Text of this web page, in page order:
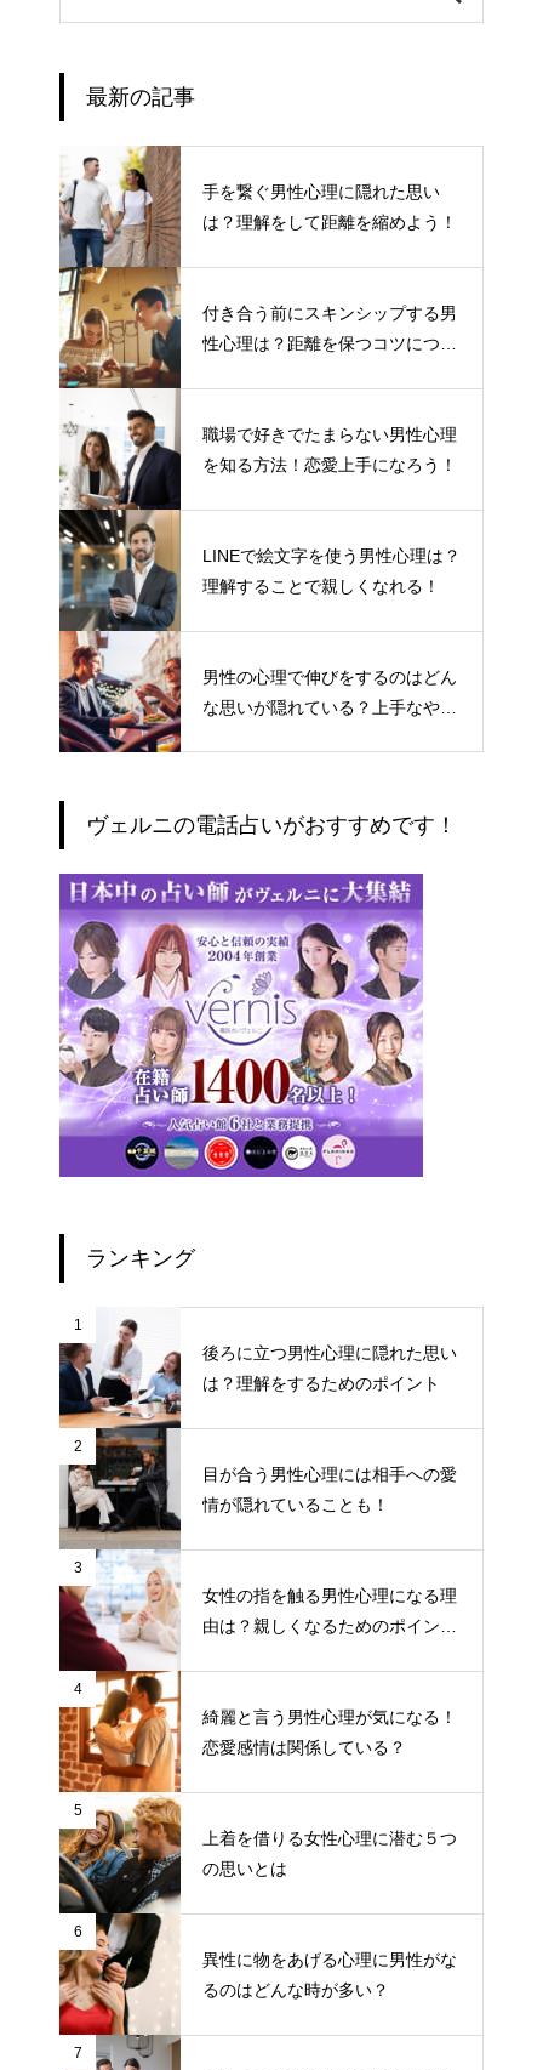
最新の記事
手を繋ぐ男性心理に隠れた思い
は？理解をして距離を縮めよう！
付き合う前にスキンシップする男
性心理は？距離を保つコツについ
職場で好きでたまらない男性心理
を知る方法！恋愛上手になろう！
LINEで絵文字を使う男性心理は？
理解することで親しくなれる！
男性の心理で伸びをするのはどん
な思いが隠れている？上手なやり
ヴェルニの電話占いがおすすめです！
ランキング
1
後ろに立つ男性心理に隠れた思い
は？理解をするためのポイント
2
目が合う男性心理には相手への愛
情が隠れていることも！
3
女性の指を触る男性心理になる理
由は？親しくなるためのポイント
4
綺麗と言う男性心理が気になる！
恋愛感情は関係している？
5
上着を借りる女性心理に潜む５つ
の思いとは
6
異性に物をあげる心理に男性がな
るのはどんな時が多い？
7